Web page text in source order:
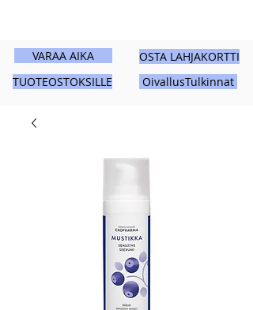
VARAA AIKA
TUOTEOSTOKSILLE
OSTA LAHJAKORTTI
OivallusTulkinnat